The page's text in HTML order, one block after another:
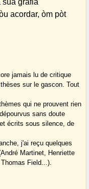
sua grafia
acordar, òm pòt
jamais lu de critique
sur le gascon. Tout
qui ne prouvent rien
sans doute
écrits sous silence, de
j'ai reçu quelques
Martinet, Henriette
Field...).